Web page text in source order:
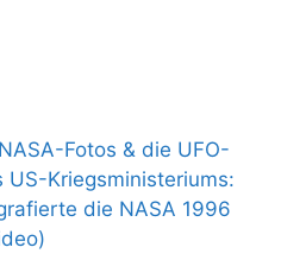
Fotos & die UFO-
US-Kriegsministeriums:
die NASA 1996